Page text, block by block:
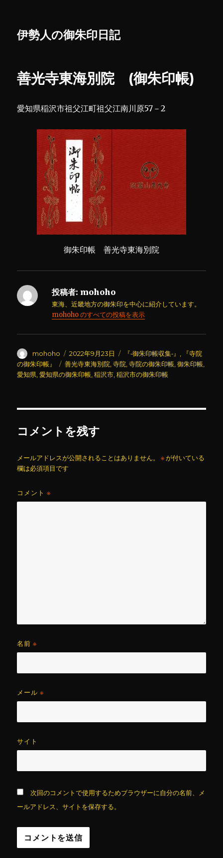
伊勢人の御朱印日記
善光寺東海別院 (御朱印帳)
愛知県稲沢市祖父江町祖父江南川原57－2
御朱印帳 善光寺東海別院
投稿者: mohoho
東海、近畿地方の御朱印を中心に紹介しています。
mohoho のすべての投稿を表示
投
稿
者
mohoho
投
稿
日:
2022年9月23日
カ
テ
ゴ
『‐御朱印帳収集‐』
『寺院
の御朱印帳』
タ
グ
善光寺東海別院 ,寺院 ,寺院の御朱印帳 ,御朱印帳
愛知県 ,愛知県の御朱印帳 ,稲沢市 ,稲沢市の御朱印帳
コメントを残す
メールアドレスが公開されることはありません。 ※が付いている
欄は必須項目です
コメント※
名前※
メール※
サイト
次回のコメントで使用するためブラウザーに自分の名前、メ
ールアドレス、サイトを保存する。